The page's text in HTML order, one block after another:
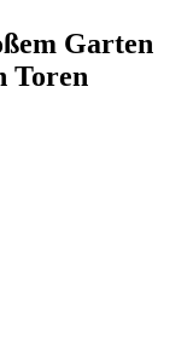
Garten
Toren